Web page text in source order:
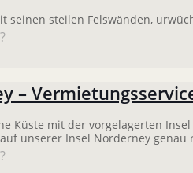
seinen steilen Felswänden,
–
Küste mit der vorgelagerten
unserer Insel Norderney genau